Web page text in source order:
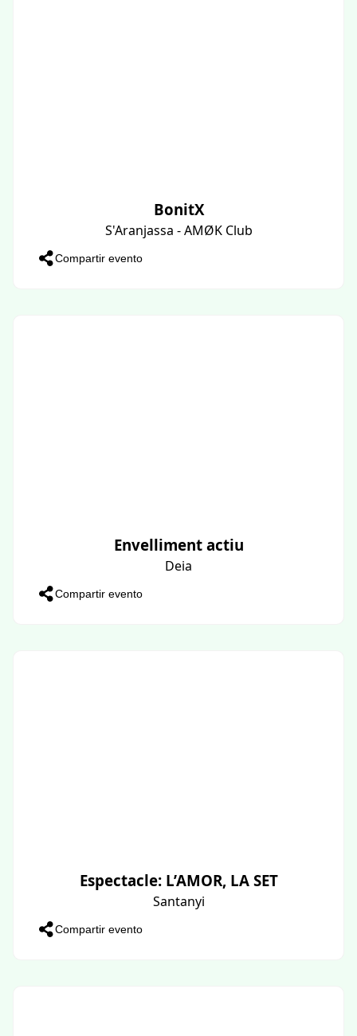
BonitX
S'Aranjassa - AMØK Club
Compartir evento
Envelliment actiu
Deia
Compartir evento
Espectacle: L’AMOR, LA SET
Santanyi
Compartir evento